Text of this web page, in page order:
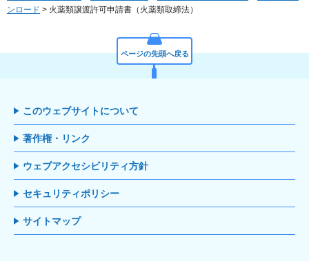
ンロード > 火薬類譲渡許可申請書（火薬類取締法）
ページの先頭へ戻る
このウェブサイトについて
著作権・リンク
ウェブアクセシビリティ方針
セキュリティポリシー
サイトマップ